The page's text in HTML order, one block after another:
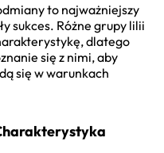
to najważniejszy
sukces. Różne grupy lilii
dlatego
się z nimi, aby
się w warunkach